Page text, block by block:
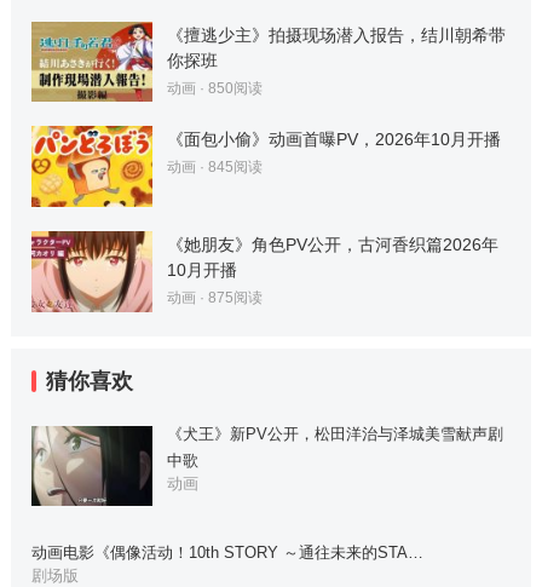
《擅逃少主》拍摄现场潜入报告，结川朝希带
你探班
动画· 850阅读
《面包小偷》动画首曝PV，2026年10月开播
动画· 845阅读
《她朋友》角色PV公开，古河香织篇2026年
10月开播
动画· 875阅读
猜你喜欢
《犬王》新PV公开，松田洋治与泽城美雪献声剧
中歌
动画
动画电影《偶像活动！10th STORY ～通往未来的STA…
剧场版